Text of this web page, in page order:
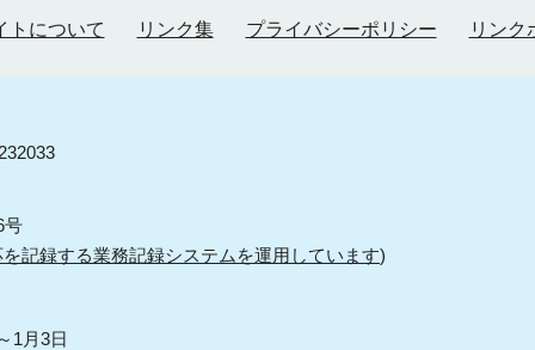
トについて リンク集 プライバシーポリシー リンク
号
記録する業務記録システムを運用しています)
1月3日